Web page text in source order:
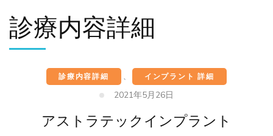
診療内容詳細
診療内容詳細 、 インプラント 詳細
2021年5月26日
アストラテックインプラント